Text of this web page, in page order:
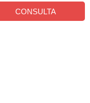
CONSULTA